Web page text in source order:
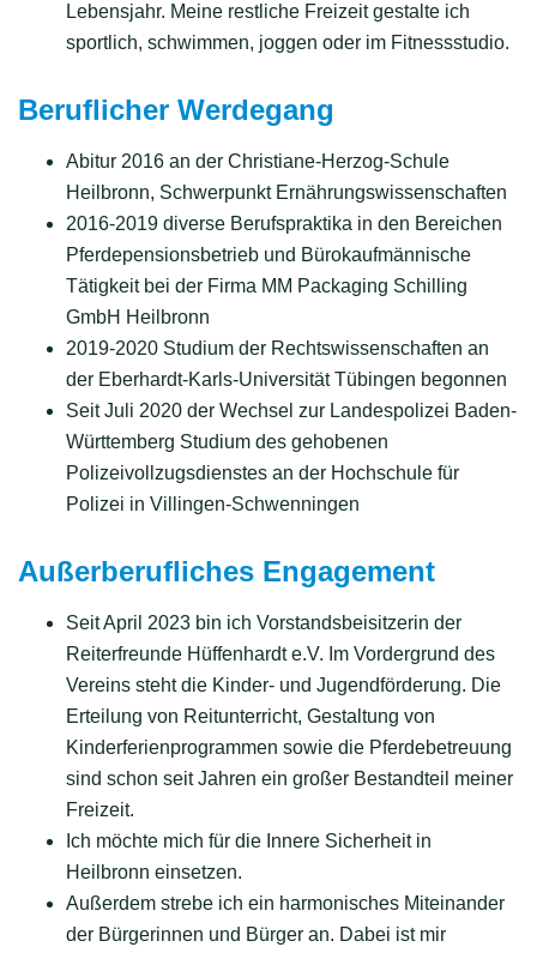
Lebensjahr. Meine restliche Freizeit gestalte ich
sportlich, schwimmen, joggen oder im Fitnessstudio.
Beruflicher Werdegang
Abitur 2016 an der Christiane-Herzog-Schule
Heilbronn, Schwerpunkt Ernährungswissenschaften
2016-2019 diverse Berufspraktika in den Bereichen
Pferdepensionsbetrieb und Bürokaufmännische
Tätigkeit bei der Firma MM Packaging Schilling
GmbH Heilbronn
2019-2020 Studium der Rechtswissenschaften an
der Eberhardt-Karls-Universität Tübingen begonnen
Seit Juli 2020 der Wechsel zur Landespolizei Baden-
Württemberg Studium des gehobenen
Polizeivollzugsdienstes an der Hochschule für
Polizei in Villingen-Schwenningen
Außerberufliches Engagement
Seit April 2023 bin ich Vorstandsbeisitzerin der
Reiterfreunde Hüffenhardt e.V. Im Vordergrund des
Vereins steht die Kinder- und Jugendförderung. Die
Erteilung von Reitunterricht, Gestaltung von
Kinderferienprogrammen sowie die Pferdebetreuung
sind schon seit Jahren ein großer Bestandteil meiner
Freizeit.
Ich möchte mich für die Innere Sicherheit in
Heilbronn einsetzen.
Außerdem strebe ich ein harmonisches Miteinander
der Bürgerinnen und Bürger an. Dabei ist mir